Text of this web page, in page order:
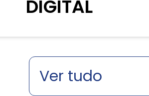
DIGITAL